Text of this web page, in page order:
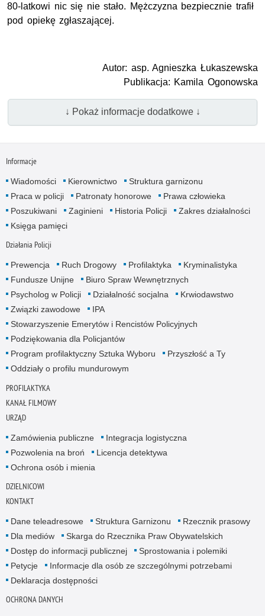
80-latkowi nic się nie stało. Mężczyzna bezpiecznie trafił
pod opiekę zgłaszającej.
Autor: asp. Agnieszka Łukaszewska
Publikacja: Kamila Ogonowska
↓ Pokaż informacje dodatkowe ↓
Informacje
Wiadomości Kierownictwo
Struktura garnizonu
Praca w policji
Patronaty honorowe
Prawa człowieka
Poszukiwani
Zaginieni Historia Policji
Zakres działalności
Księga pamięci
Działania Policji
Prewencja Ruch Drogowy Profilaktyka
Kryminalistyka
Fundusze Unijne
Biuro Spraw Wewnętrznych
Psycholog w Policji
Działalność socjalna
Krwiodawstwo
Związki zawodowe
IPA
Stowarzyszenie Emerytów i Rencistów Policyjnych
Podziękowania dla Policjantów
Program profilaktyczny Sztuka Wyboru
Przyszłość a Ty
Oddziały o profilu mundurowym
PROFILAKTYKA
KANAŁ FILMOWY
URZĄD
Zamówienia publiczne
Integracja logistyczna
Pozwolenia na broń
Licencja detektywa
Ochrona osób i mienia
DZIELNICOWI
KONTAKT
Dane teleadresowe Struktura Garnizonu
Rzecznik prasowy
Dla mediów
Skarga do Rzecznika Praw Obywatelskich
Dostęp do informacji publicznej
Sprostowania i polemiki
Petycje
Informacje dla osób ze szczególnymi potrzebami
Deklaracja dostępności
OCHRONA DANYCH